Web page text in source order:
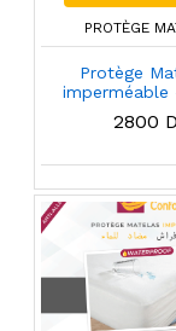
PROTÈGE
Protège
imperméable
2800